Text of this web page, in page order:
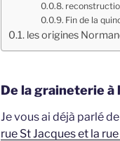
Fin de la
les origines
De la graineterie à
Je vous ai déjà parlé de
rue St Jacques et la